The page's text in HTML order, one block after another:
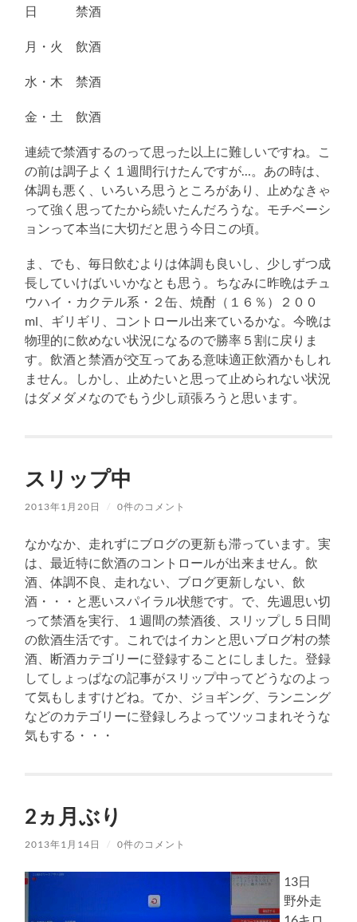
日 禁酒
月・火 飲酒
水・木 禁酒
金・土 飲酒
連続で禁酒するのって思った以上に難しいですね。こ
の前は調子よく１週間行けたんですが…。あの時は、
体調も悪く、いろいろ思うところがあり、止めなきゃ
って強く思ってたから続いたんだろうな。モチベーシ
ョンって本当に大切だと思う今日この頃。
ま、でも、毎日飲むよりは体調も良いし、少しずつ成
長していけばいいかなとも思う。ちなみに昨晩はチュ
ウハイ・カクテル系・２缶、焼酎（１６％）２００
ml、ギリギリ、コントロール出来ているかな。今晩は
物理的に飲めない状況になるので勝率５割に戻りま
す。飲酒と禁酒が交互ってある意味適正飲酒かもしれ
ません。しかし、止めたいと思って止められない状況
はダメダメなのでもう少し頑張ろうと思います。
スリップ中
2013年1月20日 / 0件のコメント
なかなか、走れずにブログの更新も滞っています。実
は、最近特に飲酒のコントロールが出来ません。飲
酒、体調不良、走れない、ブログ更新しない、飲
酒・・・と悪いスパイラル状態です。で、先週思い切
って禁酒を実行、１週間の禁酒後、スリップし５日間
の飲酒生活です。これではイカンと思いブログ村の禁
酒、断酒カテゴリーに登録することにしました。登録
してしょっぱなの記事がスリップ中ってどうなのよっ
て気もしますけどね。てか、ジョギング、ランニング
などのカテゴリーに登録しろよってツッコまれそうな
気もする・・・
2ヵ月ぶり
2013年1月14日 / 0件のコメント
13日
野外走